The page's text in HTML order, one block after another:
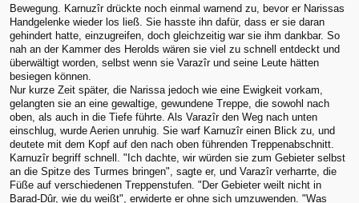
Bewegung. Karnuzîr drückte noch einmal warnend zu, bevor er Narissas
Handgelenke wieder los ließ. Sie hasste ihn dafür, dass er sie daran
gehindert hatte, einzugreifen, doch gleichzeitig war sie ihm dankbar. So
nah an der Kammer des Herolds wären sie viel zu schnell entdeckt und
überwältigt worden, selbst wenn sie Varazîr und seine Leute hätten
besiegen können.
Nur kurze Zeit später, die Narissa jedoch wie eine Ewigkeit vorkam,
gelangten sie an eine gewaltige, gewundene Treppe, die sowohl nach
oben, als auch in die Tiefe führte. Als Varazîr den Weg nach unten
einschlug, wurde Aerien unruhig. Sie warf Karnuzîr einen Blick zu, und
deutete mit dem Kopf auf den nach oben führenden Treppenabschnitt.
Karnuzîr begriff schnell. "Ich dachte, wir würden sie zum Gebieter selbst
an die Spitze des Turmes bringen", sagte er, und Varazîr verharrte, die
Füße auf verschiedenen Treppenstufen. "Der Gebieter weilt nicht in
Barad-Dûr, wie du weißt", erwiderte er ohne sich umzuwenden. "Was